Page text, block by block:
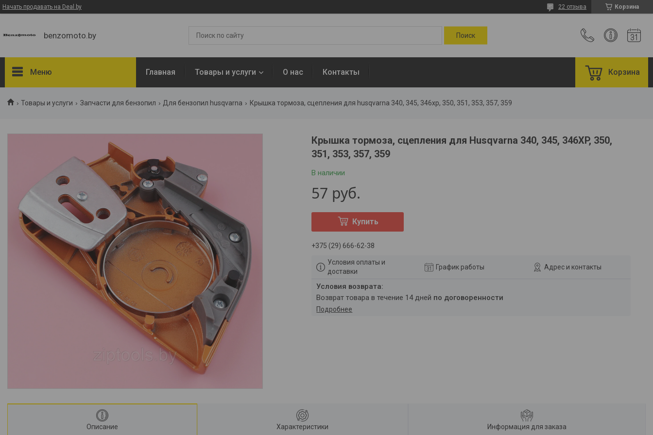
Начать продавать на Deal.by Корзина
22 отзыва
benzomoto.by
Меню Главная Товары и услуги О нас Контакты Корзина
Товары и услуги Запчасти для бензопил Для бензопил husqvarna Крышка тормоза, сцепления для husqvarna 340, 345, 346xp, 350, 351, 353, 357, 359
Крышка тормоза, сцепления для Husqvarna 340, 345, 346XP, 350,
351, 353, 357, 359
В наличии
57 руб.
Купить
+375 (29) 666-62-38
Условия оплаты и
доставки
График работы Адрес и контакты
возврат товара в течение 14 дней по договоренности
Подробнее
Описание Характеристики Информация для заказа